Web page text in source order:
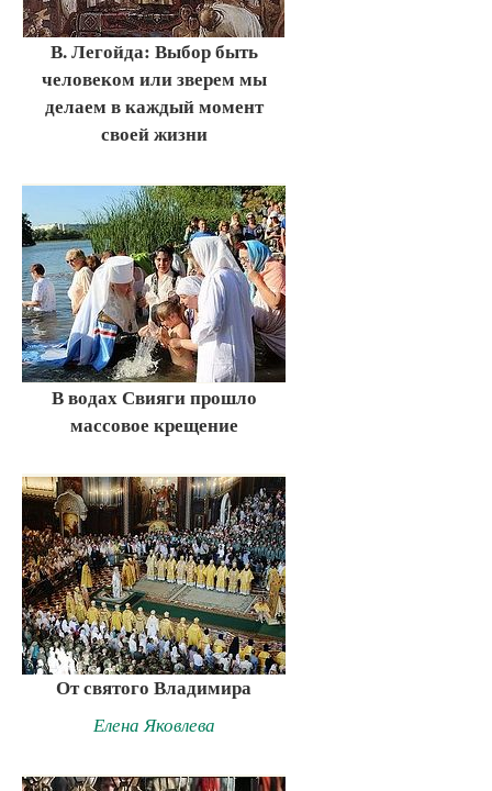
В. Легойда: Выбор быть
человеком или зверем мы
делаем в каждый момент
своей жизни
В водах Свияги прошло
массовое крещение
От святого Владимира
Елена Яковлева